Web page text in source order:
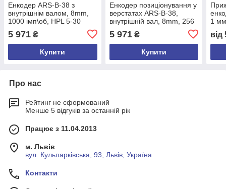
Енкодер ARS-B-38 з
внутрішнім валом, 8mm,
1000 імп\об, HPL 5-30
VDC, A,/A,B,/B,Z,/Z, кабель
3м, задній
5 971 ₴
Купити
Енкодер позиціонування у
верстатах ARS-B-38,
внутрішній вал, 8mm, 256
A,/A,B,/B,Z,/Z, кабель 3м,
задній
5 971₴
Купити
1
від
Про нас
Рейтинг не сформований
Менше 5 відгуків за останній рік
Працює з 11.04.2013
м. Львів
вул. Кульпарківська, 93, Львів, Україна
Контакти